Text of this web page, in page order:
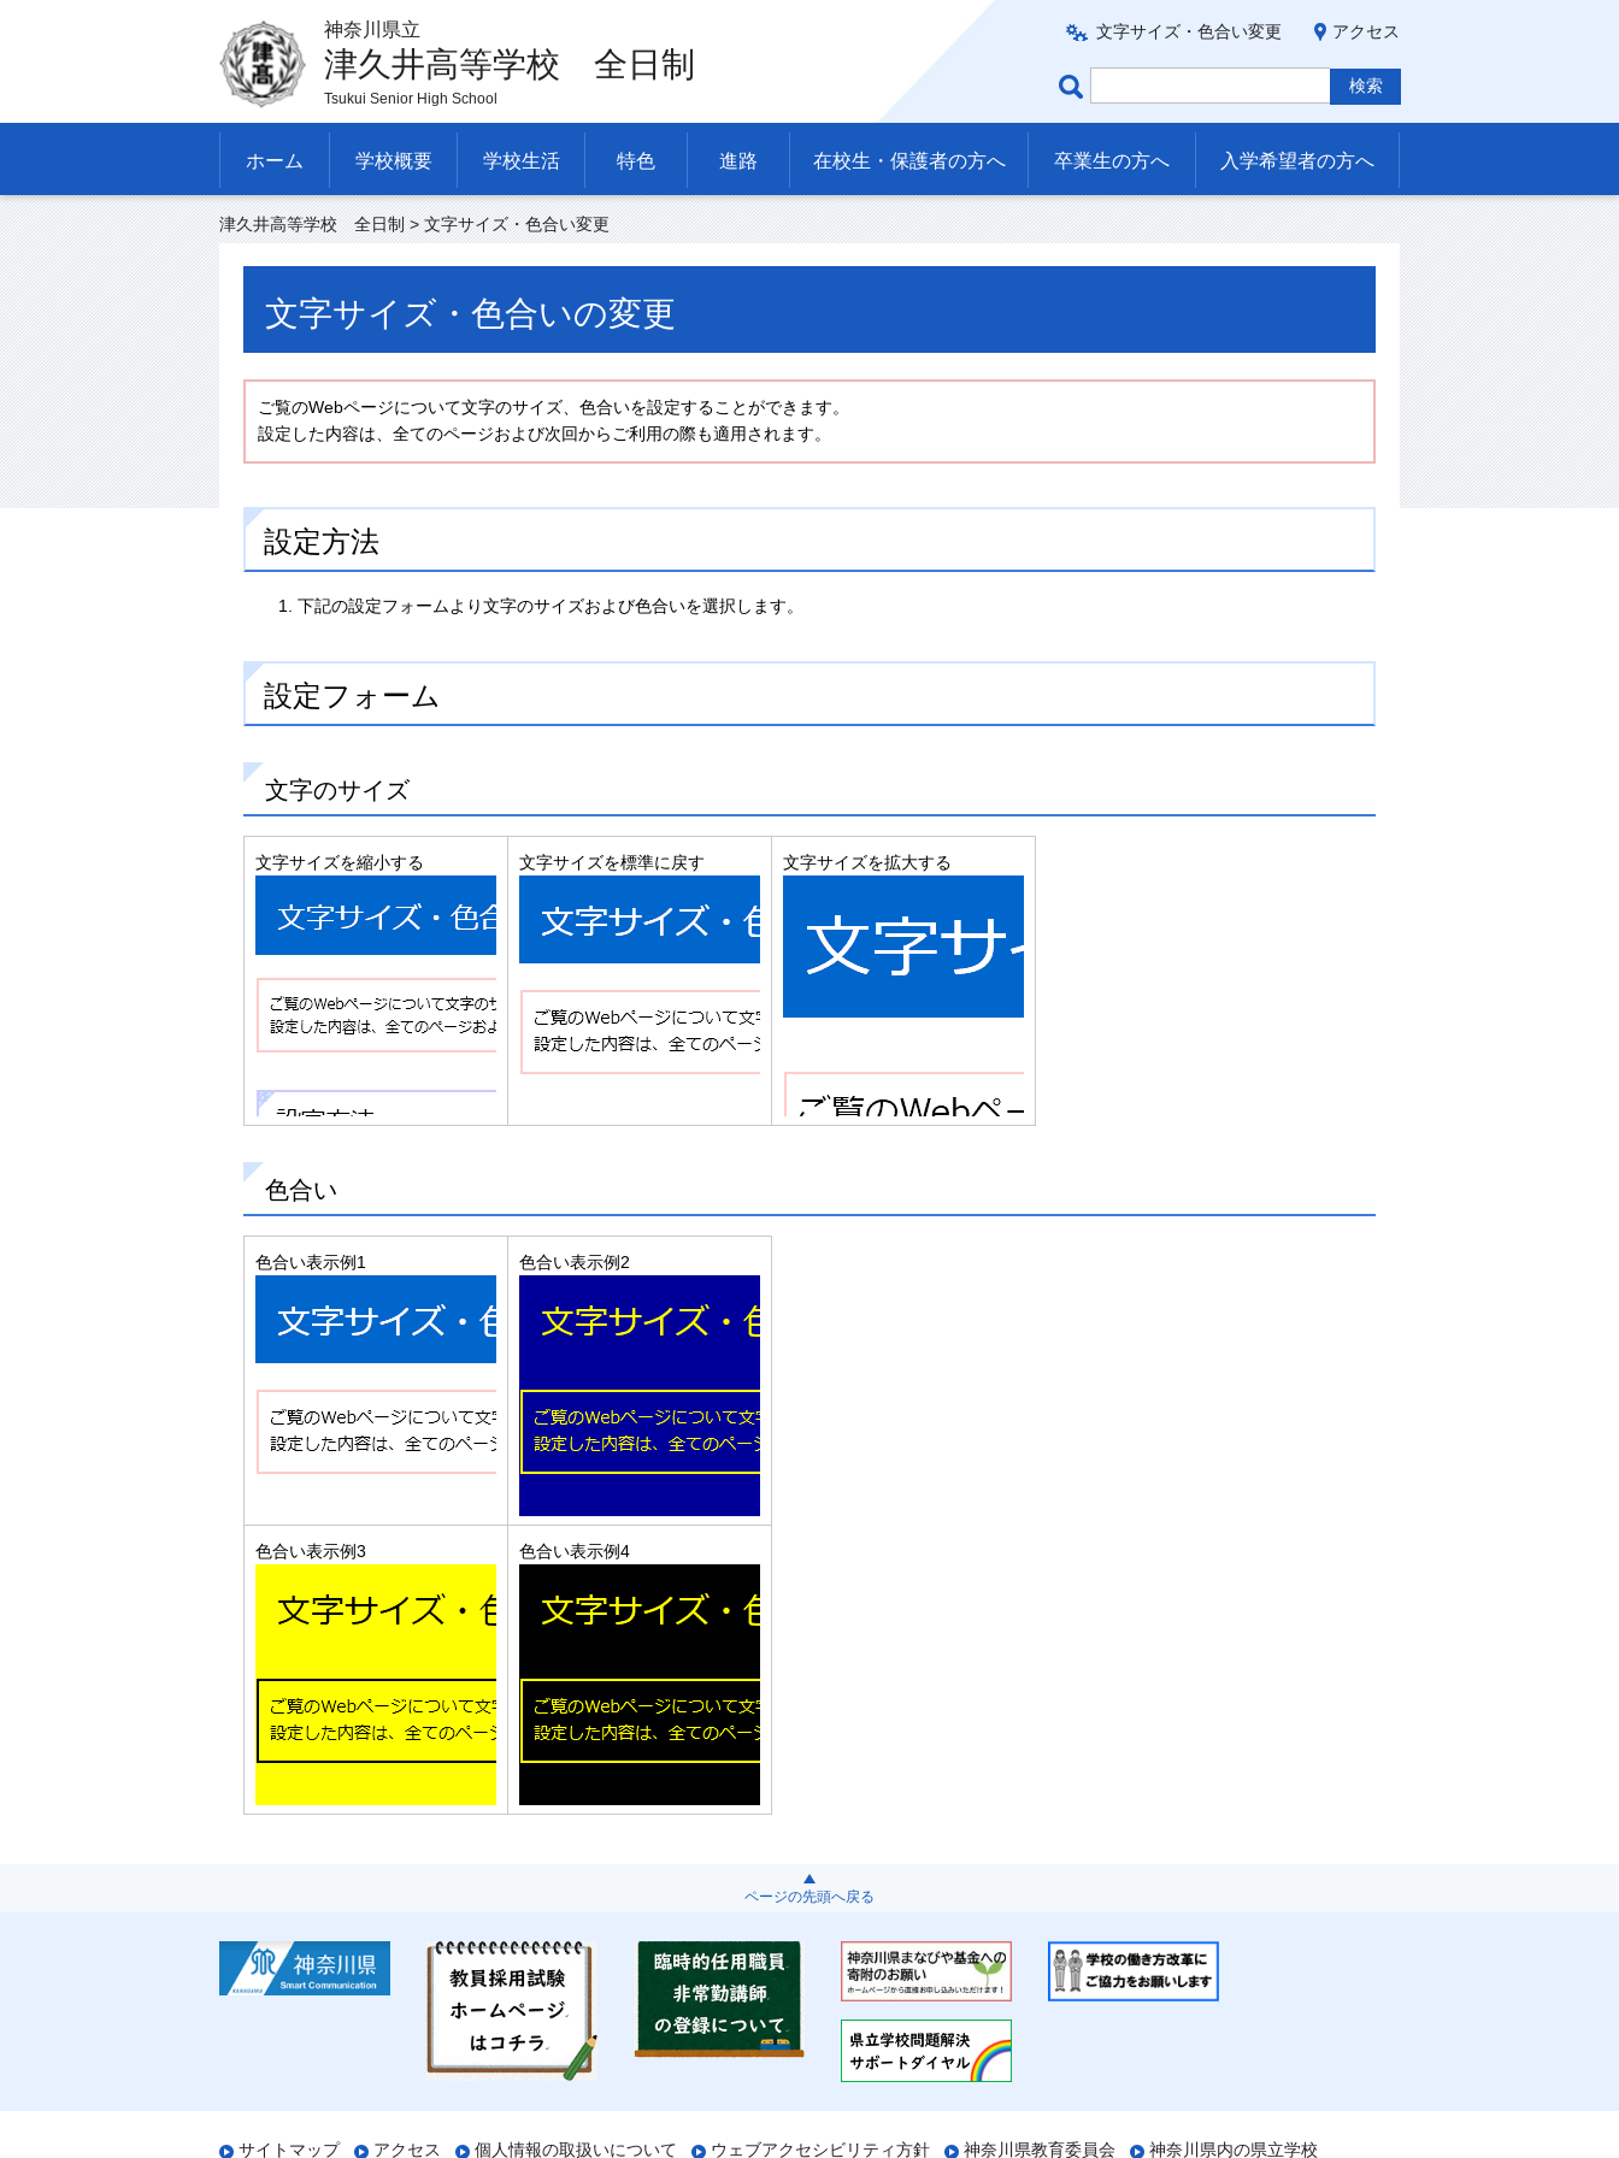
神奈川県立
津久井高等学校 全日制
Tsukui Senior High School
文字サイズ・色合い変更 アクセス
ホーム 学校概要 学校生活 特色 進路 在校生・保護者の方へ 卒業生の方へ 入学希望者の方へ
津久井高等学校 全日制> 文字サイズ・色合い変更
文字サイズ・色合いの変更
ご覧のWebページについて文字のサイズ、色合いを設定することができます。
設定した内容は、全てのページおよび次回からご利用の際も適用されます。
設定方法
下記の設定フォームより文字のサイズおよび色合いを選択します。
設定フォーム
文字のサイズ
文字サイズを縮小する 文字サイズを標準に戻す 文字サイズを拡大する
色合い
色合い表示例1 色合い表示例2
色合い表示例3 色合い表示例4
ページの先頭へ戻る
サイトマップ アクセス 個人情報の取扱いについて ウェブアクセシビリティ方針 神奈川県教育委員会 神奈川県内の県立学校